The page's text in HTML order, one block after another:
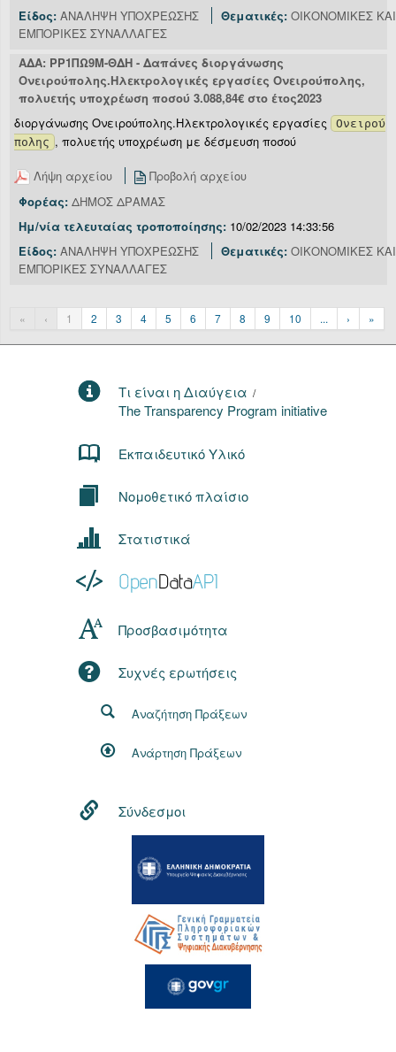
Είδος: ΑΝΑΛΗΨΗ ΥΠΟΧΡΕΩΣΗΣ Θεματικές: ΟΙΚΟΝΟΜΙΚΕΣ ΚΑΙ
ΕΜΠΟΡΙΚΕΣ ΣΥΝΑΛΛΑΓΕΣ
ΑΔΑ: ΡΡ1ΠΩ9Μ-ΘΔΗ - Δαπάνες διοργάνωσης
Ονειρούπολης.Ηλεκτρολογικές εργασίες Ονειρούπολης,
πολυετής υποχρέωση ποσού 3.088,84€ στο έτος2023
διοργάνωσης Ονειρούπολης.Ηλεκτρολογικές εργασίες
Ονειρού
πολης , πολυετής υποχρέωση με δέσμευση ποσού
Λήψη αρχείου
Προβολή αρχείου
Φορέας: ΔΗΜΟΣ ΔΡΑΜΑΣ
Ημ/νία τελευταίας τροποποίησης: 10/02/2023 14:33:56
Είδος: ΑΝΑΛΗΨΗ ΥΠΟΧΡΕΩΣΗΣ Θεματικές: ΟΙΚΟΝΟΜΙΚΕΣ ΚΑΙ
ΕΜΠΟΡΙΚΕΣ ΣΥΝΑΛΛΑΓΕΣ
« ‹ 1 2 3 4 5 6 7 8 9 10 ... › »
Τι είναι η Διαύγεια /
The Transparency Program initiative
Εκπαιδευτικό Υλικό
Νομοθετικό πλαίσιο
Στατιστικά
Προσβασιμότητα
Συχνές ερωτήσεις
Αναζήτηση Πράξεων
Ανάρτηση Πράξεων
Σύνδεσμοι